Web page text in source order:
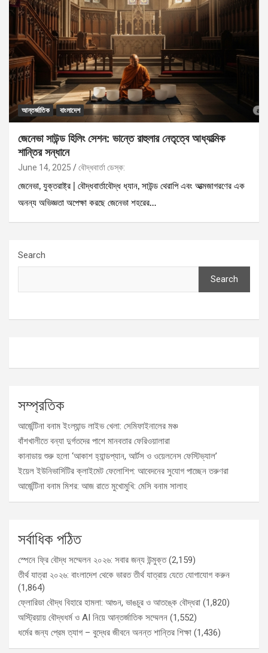
আন্তর্জাতিক বাংলাদেশ
জেনেভা সাউন্ড হিলিং সেশন: ভান্তে রাহুলার নেতৃত্বে আধ্যাত্মিক
শান্তির সন্ধানে
June 14, 2025 বৌদ্ধবার্তা ডেস্ক:
জেনেভা, যুক্তরাষ্ট্র | বৌদ্ধবার্তাবৌদ্ধ ধ্যান, সাউন্ড থেরাপি এবং আত্মজাগরণের এক
অনন্য অভিজ্ঞতা অপেক্ষা করছে জেনেভা শহরের…
Search
Search
সম্প্রতিক
আর্জেন্টিনা বনাম ইংল্যান্ড লাইভ খেলা: সেমিফাইনালের মঞ্চ
বাঁশখালীতে বন্যা দুর্গতদের পাশে মানবতার ফেরিওয়ালারা
কানাডায় শুরু হলো ‘আকাশ হ্যান্ডপ্যান, আর্টস ও ওয়েলনেস ফেস্টিভ্যাল’
ইয়েল ইউনিভার্সিটির ক্লাইমেট ফেলোশিপ: আবেদনের সুযোগ পাচ্ছেন তরুণরা
আর্জেন্টিনা বনাম মিশর: আজ রাতে মুখোমুখি: মেসি বনাম সালাহ
সর্বাধিক পঠিত
স্পেনে ফ্রি বৌদ্ধ সম্মেলন ২০২৬: সবার জন্য উন্মুক্ত (2,159)
তীর্থ যাত্রা ২০২৬: বাংলাদেশ থেকে ভারত তীর্থ যাত্রায় যেতে যোগাযোগ করুন
(1,864)
ফ্লোরিডা বৌদ্ধ বিহারে হামলা: আগুন, ভাঙচুর ও আতঙ্কে বৌদ্ধরা (1,820)
অস্ট্রিয়ায় বৌদ্ধধর্ম ও AI নিয়ে আন্তর্জাতিক সম্মেলন (1,552)
ধর্মের জন্য প্রেম ত্যাগ – বুদ্ধের জীবনে অনন্ত শান্তির শিক্ষা (1,436)